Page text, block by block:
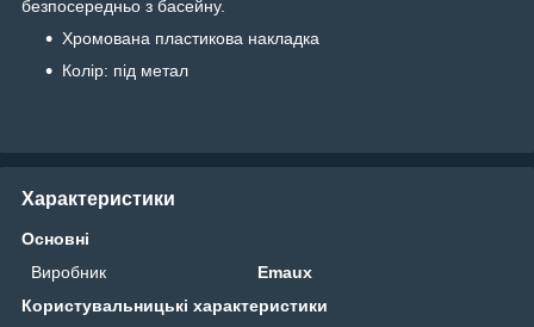
безпосередньо з басейну.
Хромована пластикова накладка
Колір: під метал
Характеристики
Основні
Виробник
Emaux
Користувальницькі характеристики